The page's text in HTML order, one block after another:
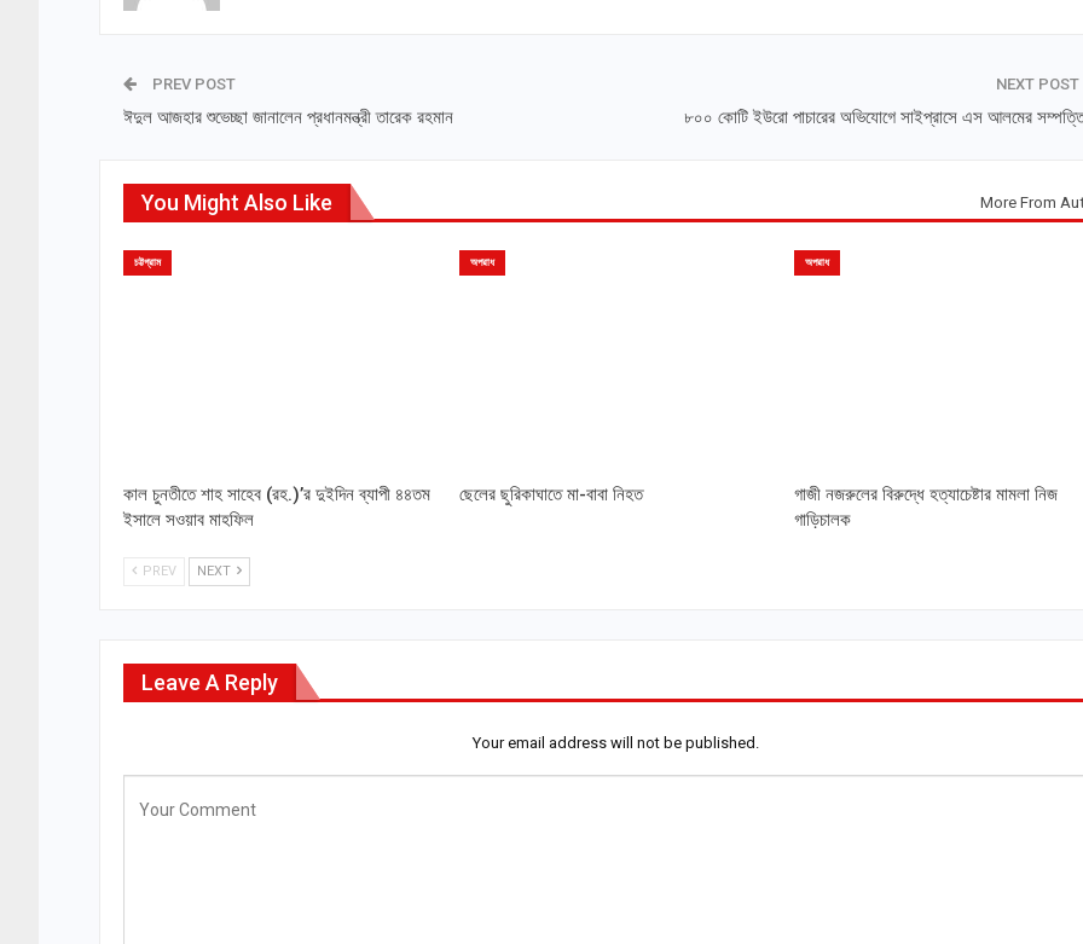
PREV POST
ঈদুল আজহার শুভেচ্ছা জানালেন প্রধানমন্ত্রী তারেক রহমান
NEXT POST
৮০০ কোটি ইউরো পাচারের অভিযোগে সাইপ্রাসে এস আলমের
You Might Also Like More From
চট্টগ্রাম
কাল চুনতীতে শাহ সাহেব (রহ.)’র দুইদিন ব্যাপী ৪৪তম
ইসালে সওয়াব মাহফিল
অপরাধ
ছেলের ছুরিকাঘাতে মা-বাবা নিহত
অপরাধ
গাজী নজরুলের বিরুদ্ধে হত্যাচেষ্টার মামলা নিজ
গাড়িচালক
PREV NEXT
Leave A Reply
Your email address will not be published.